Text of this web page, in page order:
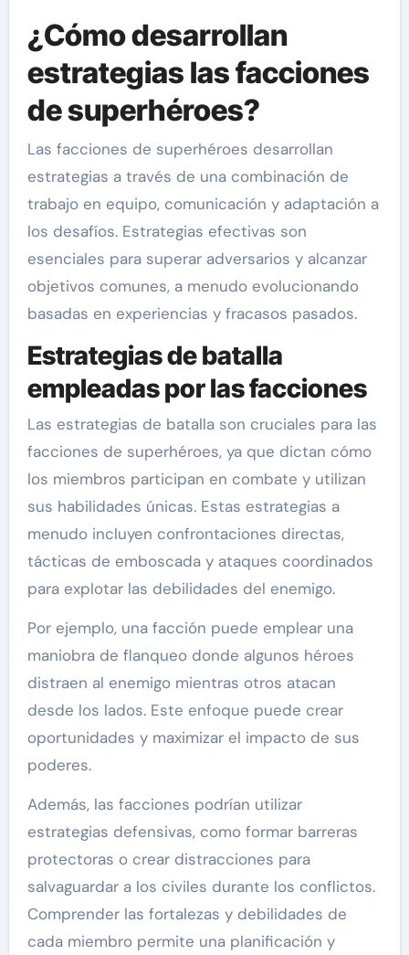
¿Cómo desarrollan
estrategias las facciones
de superhéroes?
Las facciones de superhéroes desarrollan
estrategias a través de una combinación de
trabajo en equipo, comunicación y adaptación a
los desafíos. Estrategias efectivas son
esenciales para superar adversarios y alcanzar
objetivos comunes, a menudo evolucionando
basadas en experiencias y fracasos pasados.
Estrategias de batalla
empleadas por las facciones
Las estrategias de batalla son cruciales para las
facciones de superhéroes, ya que dictan cómo
los miembros participan en combate y utilizan
sus habilidades únicas. Estas estrategias a
menudo incluyen confrontaciones directas,
tácticas de emboscada y ataques coordinados
para explotar las debilidades del enemigo.
Por ejemplo, una facción puede emplear una
maniobra de flanqueo donde algunos héroes
distraen al enemigo mientras otros atacan
desde los lados. Este enfoque puede crear
oportunidades y maximizar el impacto de sus
poderes.
Además, las facciones podrían utilizar
estrategias defensivas, como formar barreras
protectoras o crear distracciones para
salvaguardar a los civiles durante los conflictos.
Comprender las fortalezas y debilidades de
cada miembro permite una planificación y